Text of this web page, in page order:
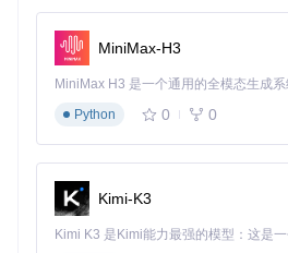
cd
在项目目录下执行以下命令进行编译：
编译完成后，你将得到
件。
MiniMax-H3
Python
0 0
Kimi-K3